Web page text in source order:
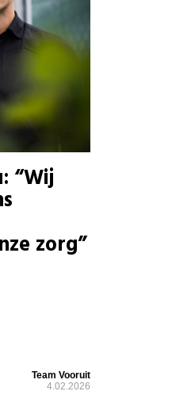
“Wij
zorg”
Team Vooruit
4.02.2026